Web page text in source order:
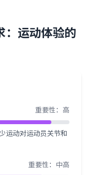
：运动体验的
重要性：高
运动对运动员关节和
重要性：中高